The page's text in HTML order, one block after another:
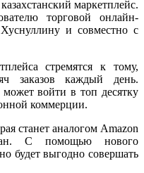
маркетплейс.
торговой онлайн-
и совместно с
стремятся к тому,
заказов каждый день.
может войти в топ десятку
коммерции.
станет аналогом Amazon
С помощью нового
будет выгодно совершать